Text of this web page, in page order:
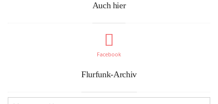
Auch hier
Facebook
Flurfunk-Archiv